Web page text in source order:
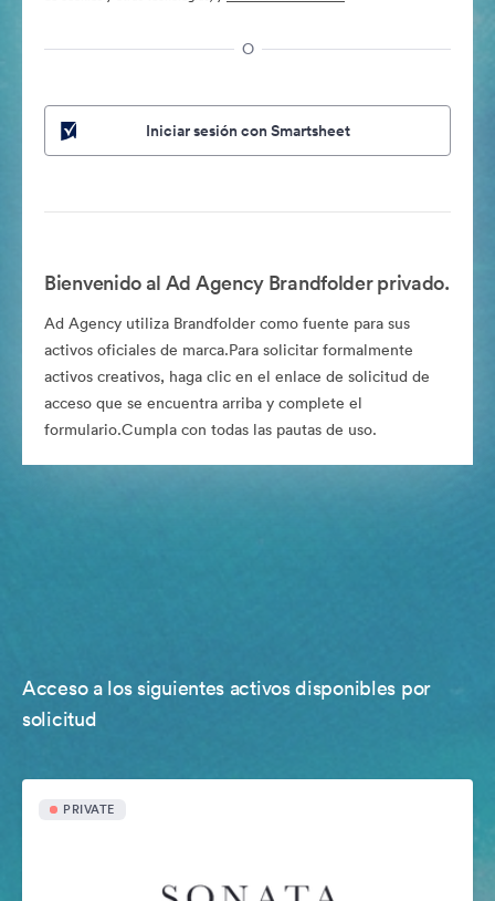
O
Iniciar sesión con Smartsheet
Bienvenido al Ad Agency Brandfolder privado.
Ad Agency utiliza Brandfolder como fuente para sus
activos oficiales de marca.Para solicitar formalmente
activos creativos, haga clic en el enlace de solicitud de
acceso que se encuentra arriba y complete el
formulario.Cumpla con todas las pautas de uso.
Acceso a los siguientes activos disponibles por
solicitud
PRIVATE